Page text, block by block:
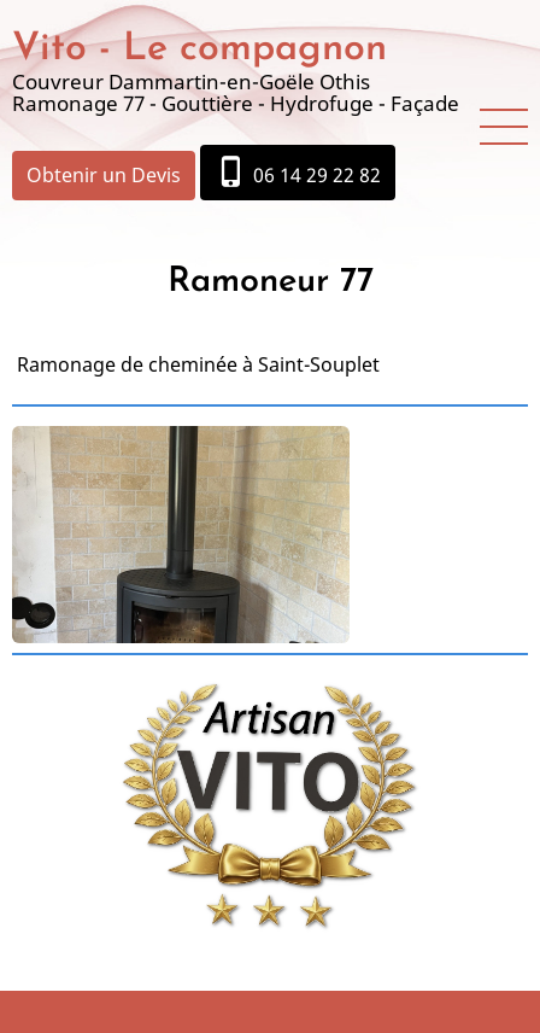
au
contenu
principal
Vito - Le compagnon
Couvreur Dammartin-en-Goële Othis
Ramonage 77 - Gouttière - Hydrofuge - Façade
Obtenir un Devis phone_iphone 06 14 29 22 82
Ramoneur 77
Ramonage de cheminée à Saint-Souplet